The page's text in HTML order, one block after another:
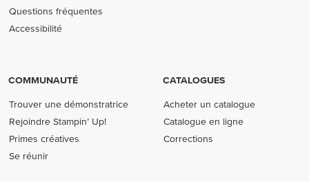
Questions fréquentes
Accessibilité
COMMUNAUTÉ
Trouver une démonstratrice
Rejoindre Stampin’ Up!
Primes créatives
Se réunir
CATALOGUES
Acheter un catalogue
Catalogue en ligne
Corrections